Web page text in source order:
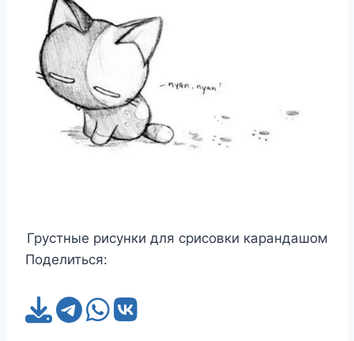
Грустные рисунки для срисовки карандашом
Поделиться: